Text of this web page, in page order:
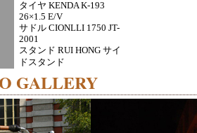
タイヤ KENDA K-193
26×1.5 E/V
サドル CIONLLI 1750 JT-
2001
スタンド RUI HONG サイ
ドスタンド
GALLERY